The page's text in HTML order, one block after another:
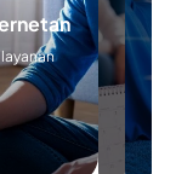
layanan
internetan
tanpa
gangguan
Lihat